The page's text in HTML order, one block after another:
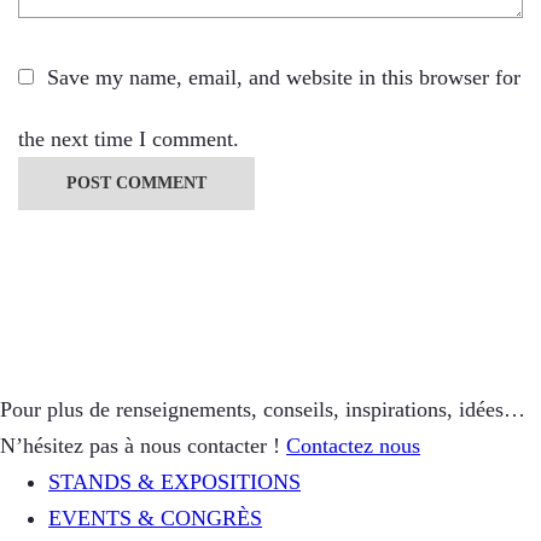
Save my name, email, and website in this browser for
the next time I comment.
Pour plus de renseignements, conseils, inspirations, idées…
N’hésitez pas à nous contacter ! Contactez nous
STANDS & EXPOSITIONS
EVENTS & CONGRÈS